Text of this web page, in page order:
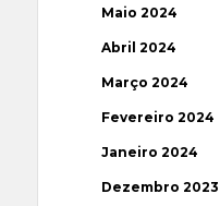
Maio 2024
Abril 2024
Março 2024
Fevereiro 2024
Janeiro 2024
Dezembro 2023